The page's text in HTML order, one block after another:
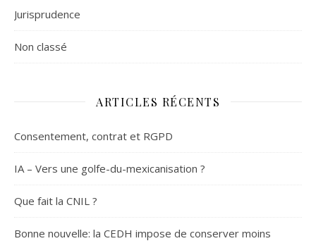
Jurisprudence
Non classé
ARTICLES RÉCENTS
Consentement, contrat et RGPD
IA – Vers une golfe-du-mexicanisation ?
Que fait la CNIL ?
Bonne nouvelle: la CEDH impose de conserver moins